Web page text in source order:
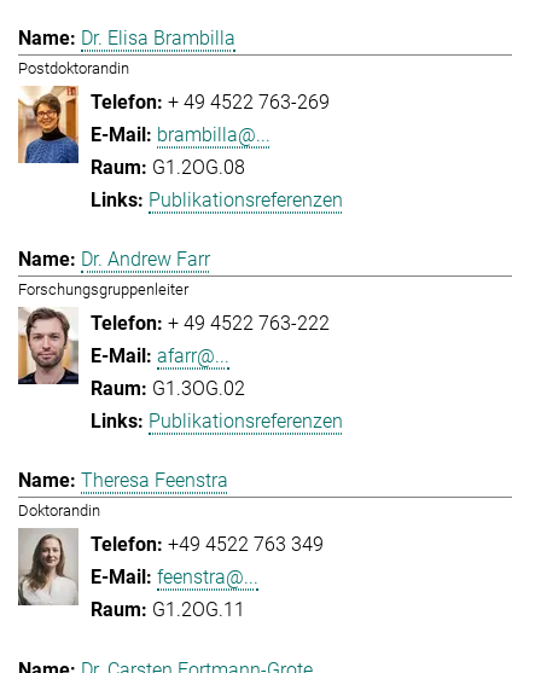
Dr. Elisa Brambilla
Postdoktorandin
+ 49 4522 763-269
brambilla@...
G1.2OG.08
Publikationsreferenzen
Dr. Andrew Farr
Forschungsgruppenleiter
+ 49 4522 763-222
afarr@...
G1.3OG.02
Publikationsreferenzen
Theresa Feenstra
Doktorandin
+49 4522 763 349
feenstra@...
G1.2OG.11